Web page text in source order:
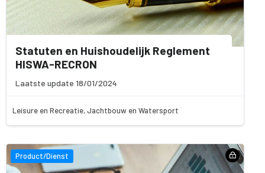
Statuten en Huishoudelijk Reglement
HISWA-RECRON
Laatste update 18/01/2024
Leisure en Recreatie, Jachtbouw en Watersport
Product/Dienst